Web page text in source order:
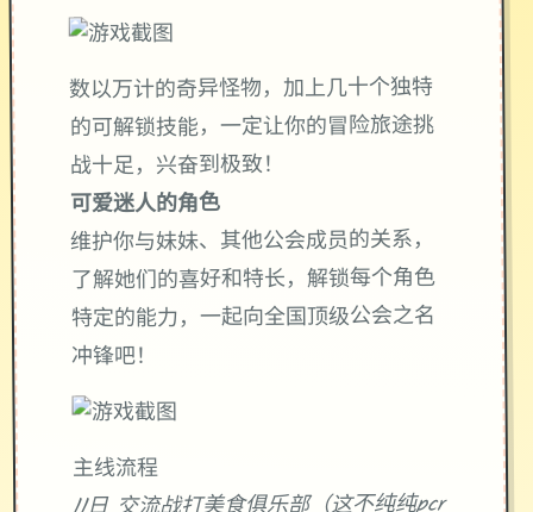
数以万计的奇异怪物，加上几十个独特
的可解锁技能，一定让你的冒险旅途挑
战十足，兴奋到极致！
可爱迷人的角色
维护你与妹妹、其他公会成员的关系，
了解她们的喜好和特长，解锁每个角色
特定的能力，一起向全国顶级公会之名
冲锋吧！
主线流程